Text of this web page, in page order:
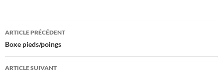
Navigation
des
articles
ARTICLE PRÉCÉDENT
Boxe pieds/poings
ARTICLE SUIVANT